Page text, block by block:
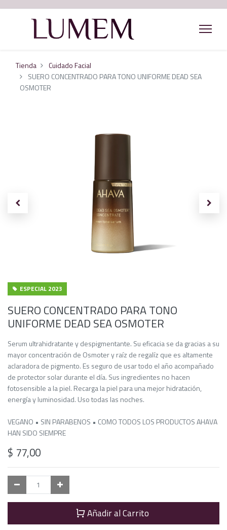
Tienda
Cuidado Facial
SUERO CONCENTRADO PARA TONO UNIFORME DEAD SEA
OSMOTER
ESPECIAL 2023
SUERO CONCENTRADO PARA TONO
UNIFORME DEAD SEA OSMOTER
Serum ultrahidratante y despigmentante. Su eficacia se da gracias a su
mayor concentración de Osmoter y raíz de regalíz que es altamente
aclaradora de pigmento. Es seguro de usar todo el año acompañado
de protector solar durante el día. Sus ingredientes no hacen
fotosensible a la piel. Recarga la piel para una mejor hidratación,
energía y luminosidad. Uso todas las noches.
VEGANO • SIN PARABENOS • COMO TODOS LOS PRODUCTOS AHAVA
HAN SIDO SIEMPRE
$ 77,00
Añadir al Carrito